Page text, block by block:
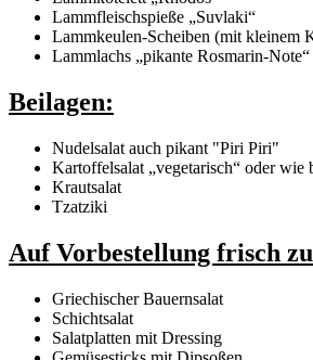
Lammfleischspieße „Suvlaki“
Lammkeulen-Scheiben (mit kleinem
Lammlachs „pikante Rosmarin-Note“
Beilagen:
Nudelsalat auch pikant "Piri Piri"
Kartoffelsalat „vegetarisch“ oder wie
Krautsalat
Tzatziki
Auf Vorbestellung frisch
Griechischer Bauernsalat
Schichtsalat
Salatplatten mit Dressing